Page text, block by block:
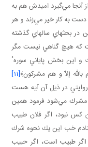
از آنجا مي‌گيرد اميدش هم به
دست به كار خير مي‌زند و هر
بحثهاي سالهاي گذشته
كه هيچ گناهي نيست مگر
و اين بخش پاياني سورهٴ
إلاّ و هم مشركون﴾[11]
در ذيل آن آيه هست
مي‌شود فرمود همين
كس نبود، اگر فلان طبيب
خب اين يك نحوه شرك
طبيب است، اگر حبيب